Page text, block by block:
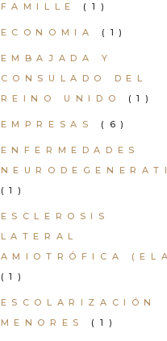
FAMILLE
(1)
ECONOMIA (1)
EMBAJADA Y
CONSULADO DEL
REINO UNIDO
(1)
EMPRESAS (6)
ENFERMEDADES
(1)
ESCLEROSIS
LATERAL
AMIOTRÓFICA
(1)
ESCOLARIZACIÓN
MENORES
(1)